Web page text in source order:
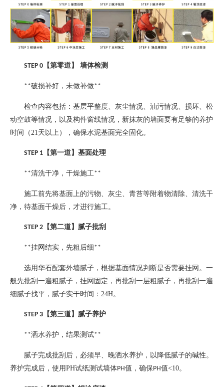
STEP 0 【第零道】 墙体检测
**破损补好，未做补做**
检查内容包括：基层平整度、灰尘情况、油污情况、损坏、松
动空鼓等情况，以及构件窗线情况，新抹灰的墙面要有足够的养护
时间（21天以上），确保水泥基面完全固化。
STEP 1 【第一道】基面处理
**清洗干净，干燥施工**
施工前先将基面上的污物、灰尘、青苔等附着物清除、清洗干
净，待基面干燥后，才进行施工。
STEP 2 【第二道】腻子批刮
**挂网结实，先粗后细 **
选用华石配套外墙腻子，根据基面情况判断是否需要挂网。一
般先批刮一遍粗腻子，挂网固定，再批刮一层粗腻子，再批刮一遍
细腻子找平，腻子实干时间： 24H。
STEP 3 【第三道】腻子养护
**洒水养护，结果测试**
腻子完成批刮后，必须早、晚洒水养护，以降低腻子的碱性。
养护完成后，使用PH试纸测试墙体PH值，确保PH值<10。